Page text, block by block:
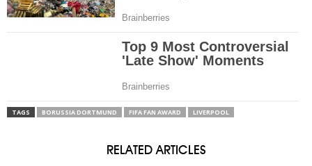
TAGS BORUSSIA DORTMUND FIFA FAN AWARD LIVERPOOL
RELATED ARTICLES